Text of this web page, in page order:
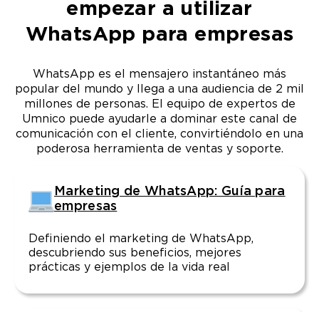
empezar a utilizar
WhatsApp para empresas
WhatsApp es el mensajero instantáneo más
popular del mundo y llega a una audiencia de 2 mil
millones de personas. El equipo de expertos de
Umnico puede ayudarle a dominar este canal de
comunicación con el cliente, convirtiéndolo en una
poderosa herramienta de ventas y soporte.
Marketing de WhatsApp: Guía para
empresas
Definiendo el marketing de WhatsApp,
descubriendo sus beneficios, mejores
prácticas y ejemplos de la vida real